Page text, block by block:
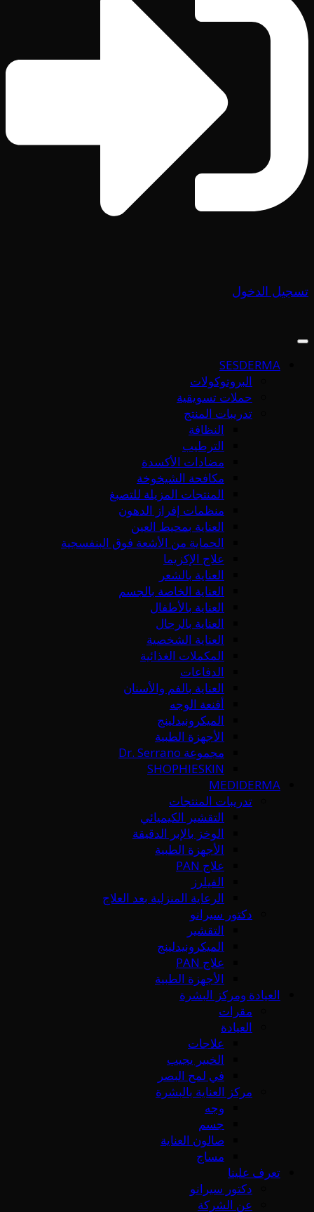
تسجيل الدخول
SESDERMA
البروتوكولات
حملات تسويقية
تدريبات المنتج
النظافة
الترطيب
مضادات الأكسدة
مكافحة الشيخوخة
المنتجات المزيلة للتصبغ
منظمات إفراز الدهون
العناية بمحيط العين
الحماية من الأشعة فوق البنفسجية
علاج الإكزيما
العناية بالشعر
العناية الخاصة بالجسم
العناية بالأطفال
العناية بالرجال
العناية الشخصية
المكملات الغذائية
الدفاعات
العناية بالفم والأسنان
أقنعة الوجه
الميكرونيدلينج
الأجهزة الطبية
مجموعة Dr. Serrano
SHOPHIESKIN
MEDIDERMA
تدريبات المنتجات
التقشير الكيميائي
الوخز بالإبر الدقيقة
الأجهزة الطبية
علاج PAN
الفيلرز
الرعاية المنزلية بعد العلاج
دكتور سيرانو
التقشير
الميكرونيدلينج
علاج PAN
الأجهزة الطبية
العيادة ومركز البشرة
مقرات
العيادة
علاجات
الخبير يجيب
في لمح البصر
مركز العناية بالبشرة
وجه
جسم
صالون العناية
مساج
تعرف علينا
دكتور سيرانو
عن الشركة